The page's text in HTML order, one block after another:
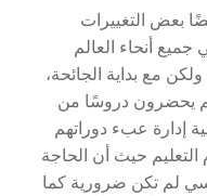
بعض التغييرات
أنحاء العالم
مع بداية الجائحة،
يحضرون دروسًا من
إدارة عبء دوراتهم
حيث أن الحاجة
لم تكن ضرورية كما